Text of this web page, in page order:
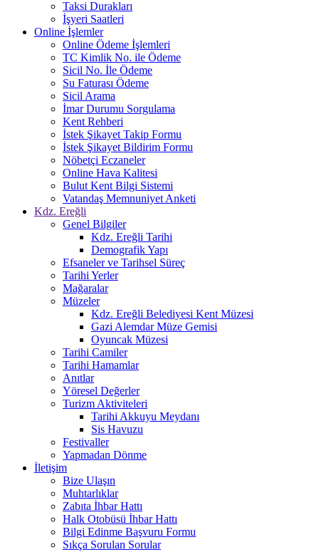
Taksi Durakları
İşyeri Saatleri
Online İşlemler
Online Ödeme İşlemleri
TC Kimlik No. ile Ödeme
Sicil No. İle Ödeme
Su Faturası Ödeme
Sicil Arama
İmar Durumu Sorgulama
Kent Rehberi
İstek Şikayet Takip Formu
İstek Şikayet Bildirim Formu
Nöbetçi Eczaneler
Online Hava Kalitesi
Bulut Kent Bilgi Sistemi
Vatandaş Memnuniyet Anketi
Kdz. Ereğli
Genel Bilgiler
Kdz. Ereğli Tarihi
Demografik Yapı
Efsaneler ve Tarihsel Süreç
Tarihi Yerler
Mağaralar
Müzeler
Kdz. Ereğli Belediyesi Kent Müzesi
Gazi Alemdar Müze Gemisi
Oyuncak Müzesi
Tarihi Camiler
Tarihi Hamamlar
Anıtlar
Yöresel Değerler
Turizm Aktiviteleri
Tarihi Akkuyu Meydanı
Sis Havuzu
Festivaller
Yapmadan Dönme
İletişim
Bize Ulaşın
Muhtarlıklar
Zabıta İhbar Hattı
Halk Otobüsü İhbar Hattı
Bilgi Edinme Başvuru Formu
Sıkça Sorulan Sorular